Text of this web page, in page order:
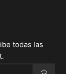
todas las